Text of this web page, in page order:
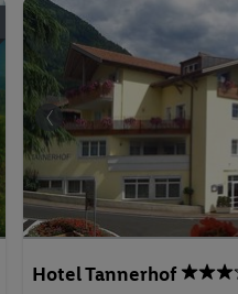
Hotel Tannerhof